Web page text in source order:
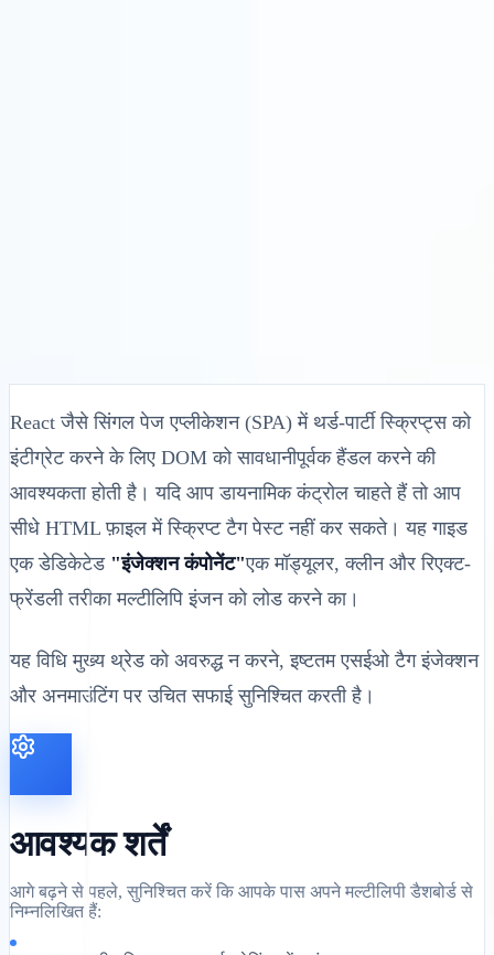
React जैसे सिंगल पेज एप्लीकेशन (SPA) में थर्ड-पार्टी स्क्रिप्ट्स को
इंटीग्रेट करने के लिए DOM को सावधानीपूर्वक हैंडल करने की
आवश्यकता होती है। यदि आप डायनामिक कंट्रोल चाहते हैं तो आप
सीधे HTML फ़ाइल में स्क्रिप्ट टैग पेस्ट नहीं कर सकते। यह गाइड
एक डेडिकेटेड "इंजेक्शन कंपोनेंट"एक मॉड्यूलर, क्लीन और रिएक्ट-
फ्रेंडली तरीका मल्टीलिपि इंजन को लोड करने का।
यह विधि मुख्य थ्रेड को अवरुद्ध न करने, इष्टतम एसईओ टैग इंजेक्शन
और अनमाउंटिंग पर उचित सफाई सुनिश्चित करती है।
आवश्यक शर्तें
आगे बढ़ने से पहले, सुनिश्चित करें कि आपके पास अपने मल्टीलिपी डैशबोर्ड से
निम्नलिखित हैं: